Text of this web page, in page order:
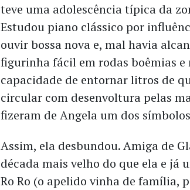
teve uma adolescência típica da
Estudou piano clássico por
ouvir bossa nova e, mal havia
figurinha fácil em rodas boêmias e
capacidade de entornar litros de
circular com desenvoltura pelas
fizeram de Angela um dos
Assim, ela desbundou. Amiga de
década mais velho do que ela e já
Ro Ro (o apelido vinha de família,